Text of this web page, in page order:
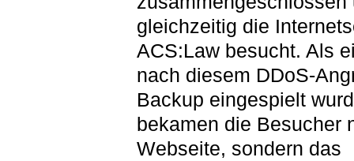
gleichzeitig die
ACS:Law besucht. Als
nach diesem DDoS-
Backup eingespielt
bekamen die Besucher
Webseite, sondern das